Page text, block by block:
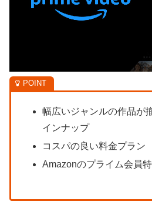
幅広いジャンルの作品が
インナップ
コスパの良い料金プラン
Amazonのプライム会員